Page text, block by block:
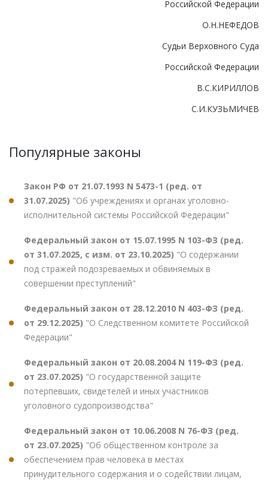
Российской Федерации
О.Н.НЕФЕДОВ
Судьи Верховного Суда
Российской Федерации
В.С.КИРИЛЛОВ
С.И.КУЗЬМИЧЕВ
Популярные законы
Закон РФ от 21.07.1993 N 5473-1 (ред. от
31.07.2025) "Об учреждениях и органах уголовно-
исполнительной системы Российской Федерации"
Федеральный закон от 15.07.1995 N 103-ФЗ (ред.
от 31.07.2025, с изм. от 23.10.2025) "О содержании
под стражей подозреваемых и обвиняемых в
совершении преступлений"
Федеральный закон от 28.12.2010 N 403-ФЗ (ред.
от 29.12.2025) "О Следственном комитете Российской
Федерации"
Федеральный закон от 20.08.2004 N 119-ФЗ (ред.
от 23.07.2025) "О государственной защите
потерпевших, свидетелей и иных участников
уголовного судопроизводства"
Федеральный закон от 10.06.2008 N 76-ФЗ (ред.
от 23.07.2025) "Об общественном контроле за
обеспечением прав человека в местах
принудительного содержания и о содействии лицам,